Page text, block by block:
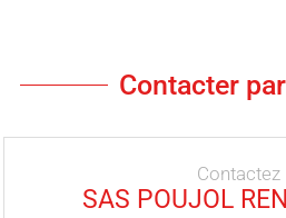
Contacter
Contactez
SAS POUJOL